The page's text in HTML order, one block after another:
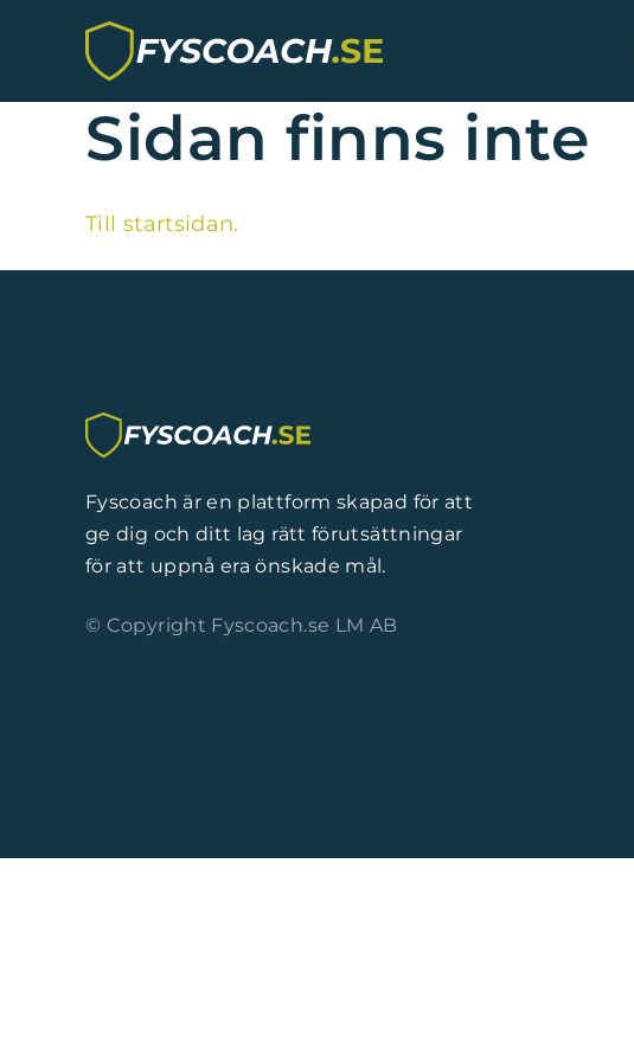
Sidan finns inte
Till startsidan.
Fyscoach är en plattform skapad för att
ge dig och ditt lag rätt förutsättningar
för att uppnå era önskade mål.
© Copyright Fyscoach.se LM AB